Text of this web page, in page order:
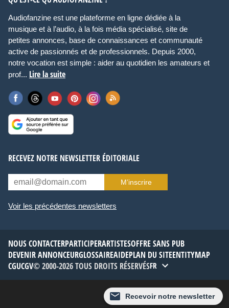
Recevoir notre newsletter
Audiofanzine est une plateforme en ligne dédiée à la
musique et à l’audio, à la fois média spécialisé, site de
petites annonces, base de connaissances et communauté
active de passionnés et de professionnels. Depuis 2000,
notre vocation est simple : aider au quotidien les amateurs et
prof... Lire la suite
RECEVEZ NOTRE NEWSLETTER ÉDITORIALE
M’inscrire
Voir les précédentes newsletters
NOUS CONTACTERPARTICIPERARTISTESOFFRE SANS PUB
DEVENIR ANNONCEURGLOSSAIREAIDEPLAN DU SITEENTITYMAP
CGUCGV© 2000-2026 TOUS DROITS RÉSERVÉSFR
Thème : Défaut